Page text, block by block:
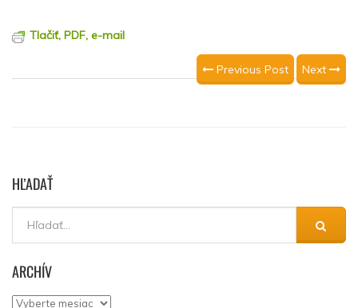
Tlačiť, PDF, e-mail
Previous Post Next
HĽADAŤ
ARCHÍV
Archív